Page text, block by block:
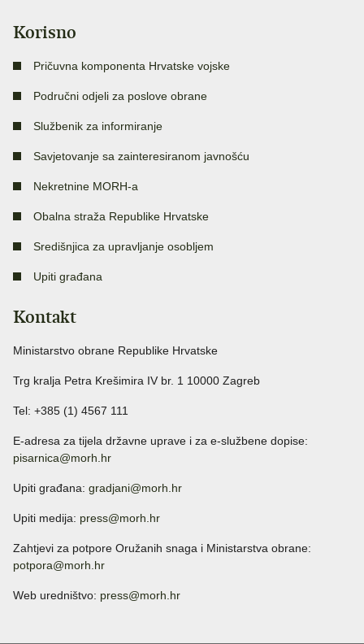
Korisno
Pričuvna komponenta Hrvatske vojske
Područni odjeli za poslove obrane
Službenik za informiranje
Savjetovanje sa zainteresiranom javnošću
Nekretnine MORH-a
Obalna straža Republike Hrvatske
Središnjica za upravljanje osobljem
Upiti građana
Kontakt
Ministarstvo obrane Republike Hrvatske
Trg kralja Petra Krešimira IV br. 1 10000 Zagreb
Tel: +385 (1) 4567 111
E-adresa za tijela državne uprave i za e-službene dopise:
pisarnica@morh.hr
Upiti građana: gradjani@morh.hr
Upiti medija: press@morh.hr
Zahtjevi za potpore Oružanih snaga i Ministarstva obrane:
potpora@morh.hr
Web uredništvo: press@morh.hr